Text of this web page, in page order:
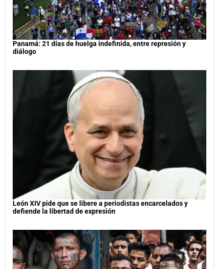
Panamá: 21 días de huelga indefinida, entre represión y
diálogo
León XIV pide que se libere a periodistas encarcelados y
defiende la libertad de expresión